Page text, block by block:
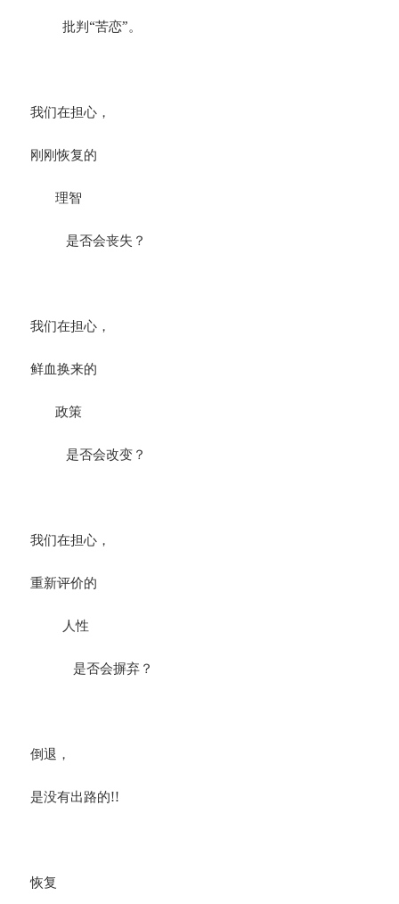
批判“苦恋”。
我们在担心，
刚刚恢复的
理智
是否会丧失？
我们在担心，
鲜血换来的
政策
是否会改变？
我们在担心，
重新评价的
人性
是否会摒弃？
倒退，
是没有出路的!!
恢复